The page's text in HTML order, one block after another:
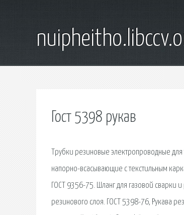
Гост 5398 рукав
Трубки резиновые электропроводные
напорно-всасывающие с текстильным
ГОСТ 9356-75. Шланг для газовой сварки
резинового слоя. ГОСТ 5398-76, Рукава